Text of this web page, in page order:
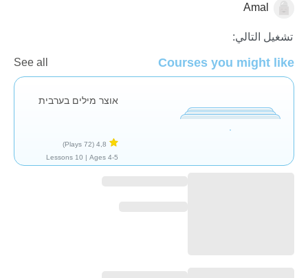
العربيةAmal
تشغيل التالي:
Courses you might like
See all
אוצר מילים בערבית
4,8
(72 Plays)
Ages 4-5 |
10 Lessons